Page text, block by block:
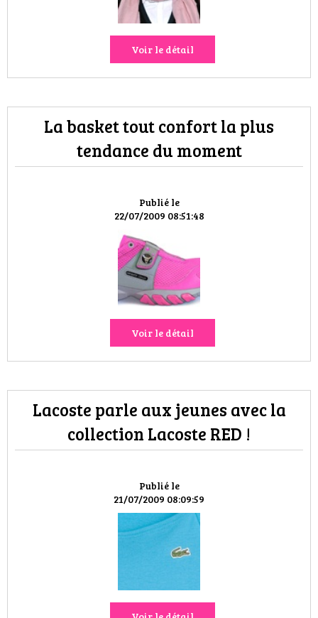
Voir le détail
Publié le
22/07/2009 08:51:48
La basket tout confort la plus
tendance du moment
Voir le détail
Publié le
21/07/2009 08:09:59
Lacoste parle aux jeunes avec la
collection Lacoste RED !